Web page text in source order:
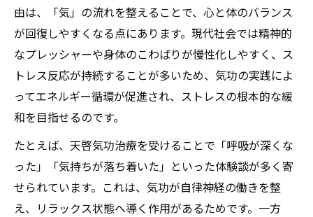
由は、「気」の流れを整えることで、心と体のバランス
が回復しやすくなる点にあります。現代社会では精神的
なプレッシャーや身体のこわばりが慢性化しやすく、ス
トレス反応が持続することが多いため、気功の実践によ
ってエネルギー循環が促進され、ストレスの根本的な緩
和を目指せるのです。
たとえば、天啓気功治療を受けることで「呼吸が深くな
った」「気持ちが落ち着いた」といった体験談が多く寄
せられています。これは、気功が自律神経の働きを整
え、リラックス状態へ導く作用があるためです。一方